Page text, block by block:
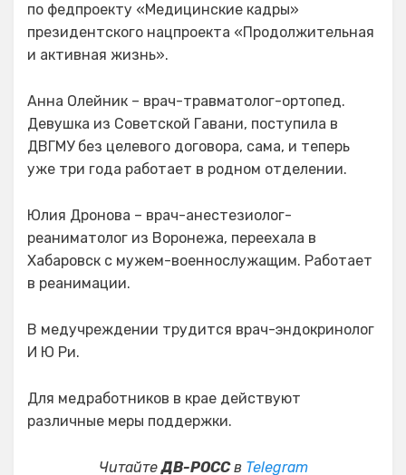
по федпроекту «Медицинские кадры»
президентского нацпроекта «Продолжительная
и активная жизнь».
Анна Олейник – врач-травматолог-ортопед.
Девушка из Советской Гавани, поступила в
ДВГМУ без целевого договора, сама, и теперь
уже три года работает в родном отделении.
Юлия Дронова – врач-анестезиолог-
реаниматолог из Воронежа, переехала в
Хабаровск с мужем-военнослужащим. Работает
в реанимации.
В медучреждении трудится врач-эндокринолог
И Ю Ри.
Для медработников в крае действуют
различные меры поддержки.
ЧитайтеДВ-РОССв Telegram